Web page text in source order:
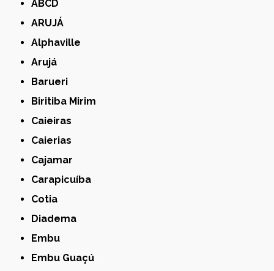
ABCD
ARUJÁ
Alphaville
Arujá
Barueri
Biritiba Mirim
Caieiras
Caierias
Cajamar
Carapicuíba
Cotia
Diadema
Embu
Embu Guaçú